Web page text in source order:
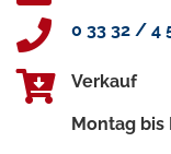
0 33 32 / 4
Verkauf
Montag bis